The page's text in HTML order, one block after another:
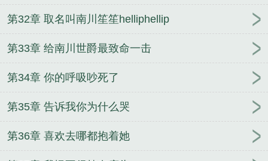
第32章 取名叫南川笙笙helliphellip
第33章 给南川世爵最致命一击
第34章 你的呼吸吵死了
第35章 告诉我你为什么哭
第36章 喜欢去哪都抱着她